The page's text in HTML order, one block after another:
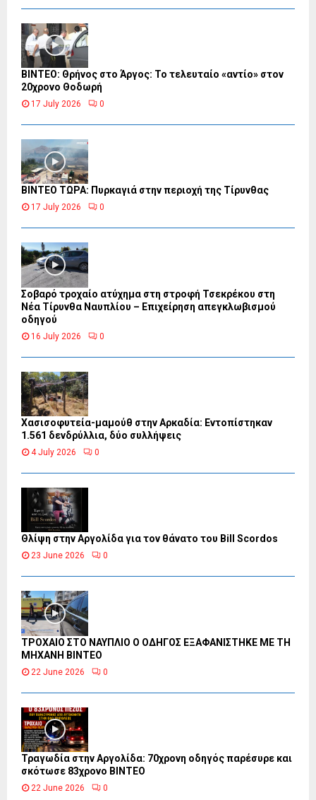
ΒΙΝΤΕΟ: Θρήνος στο Άργος: Το τελευταίο «αντίο» στον
20χρονο Θοδωρή
17 July 2026 0
ΒΙΝΤΕΟ ΤΩΡΑ: Πυρκαγιά στην περιοχή της Τίρυνθας
17 July 2026 0
Σοβαρό τροχαίο ατύχημα στη στροφή Τσεκρέκου στη
Νέα Τίρυνθα Ναυπλίου – Επιχείρηση απεγκλωβισμού
οδηγού
16 July 2026 0
Χασισοφυτεία-μαμούθ στην Αρκαδία: Εντοπίστηκαν
1.561 δενδρύλλια, δύο συλλήψεις
4 July 2026 0
Θλίψη στην Αργολίδα για τον θάνατο του Bill Scordos
23 June 2026 0
ΤΡΟΧΑΙΟ ΣΤΟ ΝΑΥΠΛΙΟ Ο ΟΔΗΓΟΣ ΕΞΑΦΑΝΙΣΤΗΚΕ ΜΕ ΤΗ
ΜΗΧΑΝΗ ΒΙΝΤΕΟ
22 June 2026 0
Τραγωδία στην Αργολίδα: 70χρονη οδηγός παρέσυρε και
σκότωσε 83χρονο ΒΙΝΤΕΟ
22 June 2026 0